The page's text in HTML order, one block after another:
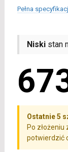
Pełna
Niskistan
Ostatnie 5
Po
potwierdzić